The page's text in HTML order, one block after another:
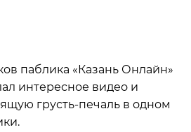
паблика «Казань Онлайн»
интересное видео и
грусть-печаль в одном